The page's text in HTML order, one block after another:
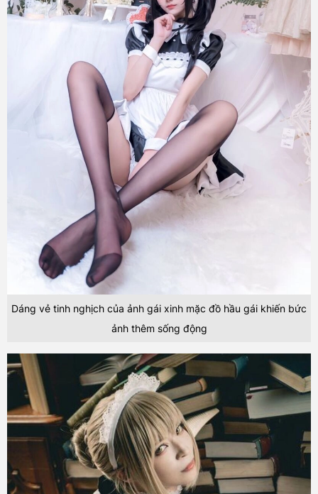
Dáng vẻ tinh nghịch của ảnh gái xinh mặc đồ hầu gái khiến bức
ảnh thêm sống động